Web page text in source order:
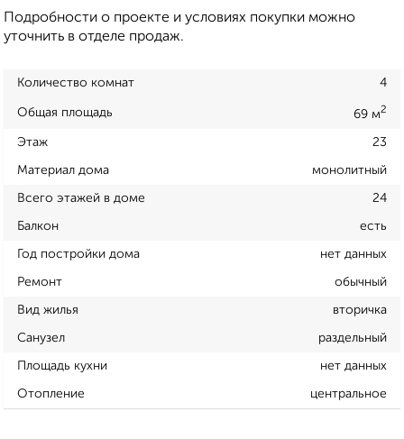
Подробности о проекте и условиях покупки можно
уточнить в отделе продаж.
Количество комнат 4
Общая площадь 69 м2
Этаж 23
Материал дома монолитный
Всего этажей в доме 24
Балкон есть
Год постройки дома нет данных
Ремонт обычный
Вид жилья вторичка
Санузел раздельный
Площадь кухни нет данных
Отопление центральное